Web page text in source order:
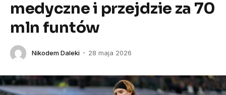
medyczne i przejdzie za 70
mln funtów
Nikodem Daleki 28 maja 2026